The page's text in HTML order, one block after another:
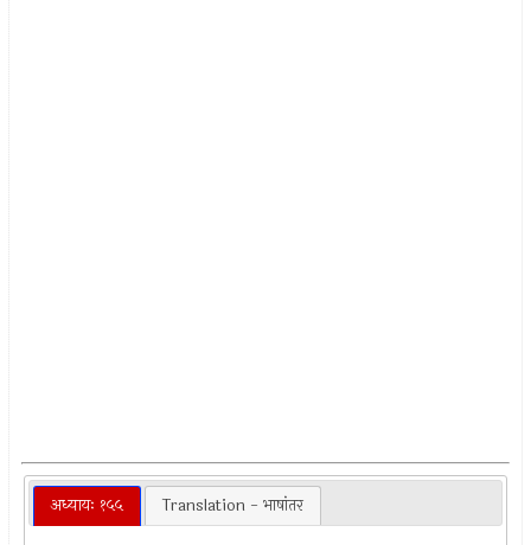
अध्यायः १५५ Translation - भाषांतर